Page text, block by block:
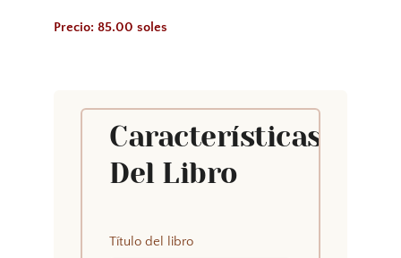
Precio: 85.00 soles
Características
Del Libro
Título del libro